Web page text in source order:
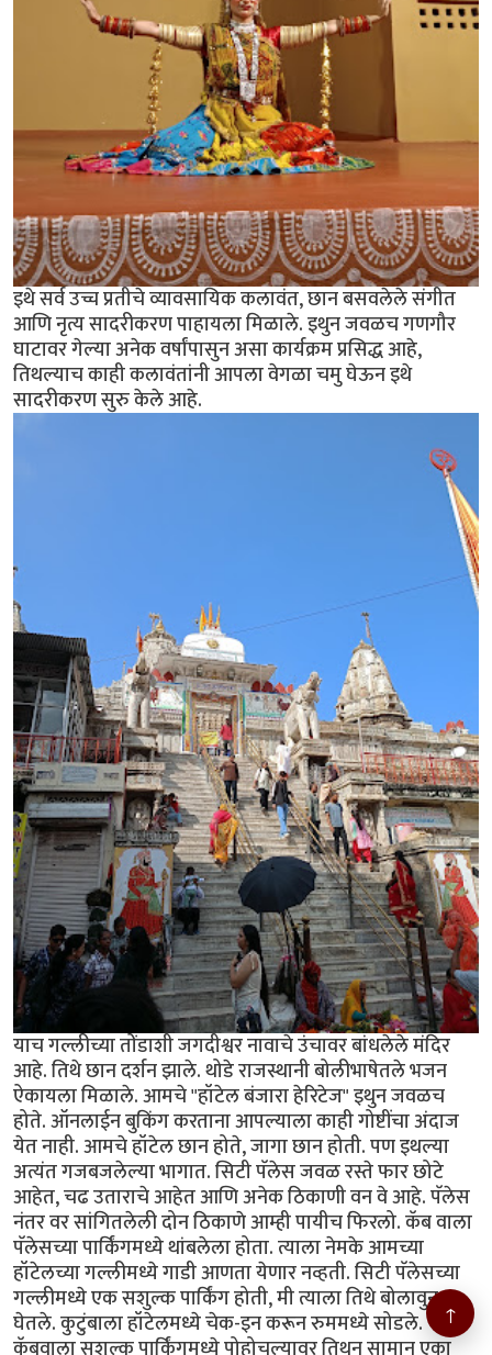
इथे सर्व उच्च प्रतीचे व्यावसायिक कलावंत, छान बसवलेले संगीत
आणि नृत्य सादरीकरण पाहायला मिळाले. इथुन जवळच गणगौर
घाटावर गेल्या अनेक वर्षांपासुन असा कार्यक्रम प्रसिद्ध आहे,
तिथल्याच काही कलावंतांनी आपला वेगळा चमु घेऊन इथे
सादरीकरण सुरु केले आहे.
याच गल्लीच्या तोंडाशी जगदीश्वर नावाचे उंचावर बांधलेले मंदिर
आहे. तिथे छान दर्शन झाले. थोडे राजस्थानी बोलीभाषेतले भजन
ऐकायला मिळाले. आमचे "हॉटेल बंजारा हेरिटेज" इथुन जवळच
होते. ऑनलाईन बुकिंग करताना आपल्याला काही गोष्टींचा अंदाज
येत नाही. आमचे हॉटेल छान होते, जागा छान होती. पण इथल्या
अत्यंत गजबजलेल्या भागात. सिटी पॅलेस जवळ रस्ते फार छोटे
आहेत, चढ उताराचे आहेत आणि अनेक ठिकाणी वन वे आहे. पॅलेस
नंतर वर सांगितलेली दोन ठिकाणे आम्ही पायीच फिरलो. कॅब वाला
पॅलेसच्या पार्किंगमध्ये थांबलेला होता. त्याला नेमके आमच्या
हॉटेलच्या गल्लीमध्ये गाडी आणता येणार नव्हती. सिटी पॅलेसच्या
गल्लीमध्ये एक सशुल्क पार्किंग होती, मी त्याला तिथे बोलावुन
घेतले. कुटुंबाला हॉटेलमध्ये चेक-इन करून रुममध्ये सोडले. ↑